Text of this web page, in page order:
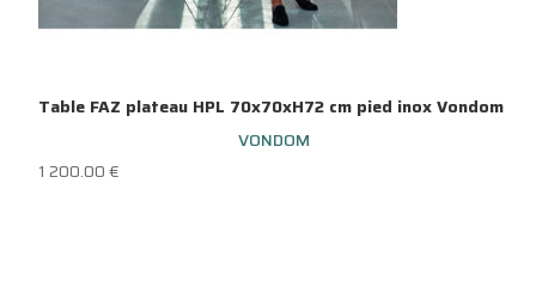
Table FAZ plateau HPL 70x70xH72 cm pied inox Vondom
VONDOM
1 200.00€